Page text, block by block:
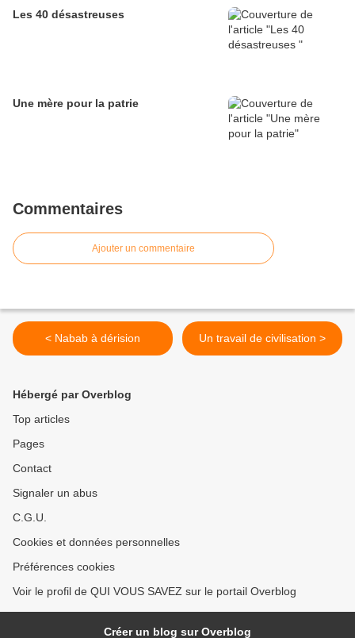
Les 40 désastreuses
Une mère pour la patrie
Commentaires
Ajouter un commentaire
< Nabab à dérision Un travail de civilisation >
Hébergé par Overblog
Top articles
Pages
Contact
Signaler un abus
C.G.U.
Cookies et données personnelles
Préférences cookies
Voir le profil de QUI VOUS SAVEZ sur le portail Overblog
Créer un blog sur Overblog